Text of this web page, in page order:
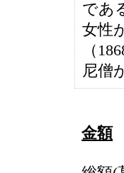
であ
女性
（
尼僧
金額